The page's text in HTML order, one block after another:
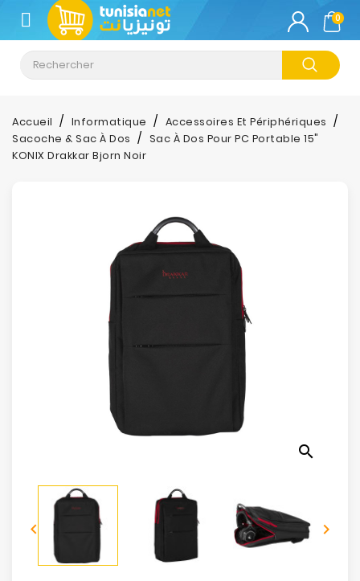
CATÉGORIE
Climatisation
Informatique
Téléphonie
Electroménager
Sécurité
Mobilités
Loisirs
0
Accueil Informatique
Accessoires Et Périphériques
Sacoche & Sac À Dos
Sac À Dos Pour PC Portable 15"
KONIX Drakkar Bjorn Noir
search
 